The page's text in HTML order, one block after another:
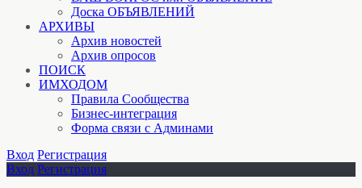
Доска ОБЪЯВЛЕНИЙ
АРХИВЫ
Архив новостей
Архив опросов
ПОИСК
ИМХОДОМ
Правила Сообщества
Бизнес-интеграция
Форма связи с Админами
Вход Регистрация
Вход Регистрация